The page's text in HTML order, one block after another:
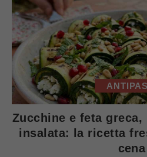
Zucchine e feta
insalata: la ricetta
cena